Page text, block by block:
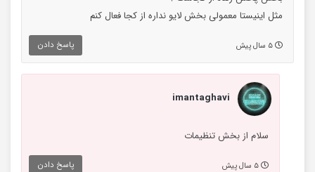
مثل اینیستا معمولی بخش لایو نداره از کجا فعال کنم
پاسخ دادن
imantaghavi
سلام از بخش تنظیمات
پاسخ دادن